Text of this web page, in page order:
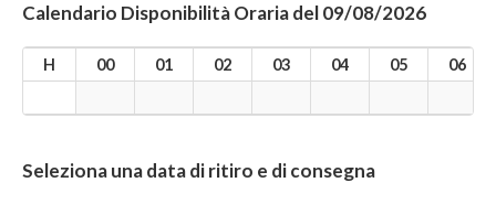
Calendario Disponibilità Oraria del 09/08/2026
H 00 01 02 03 04 05 06
Seleziona una data di ritiro e di consegna